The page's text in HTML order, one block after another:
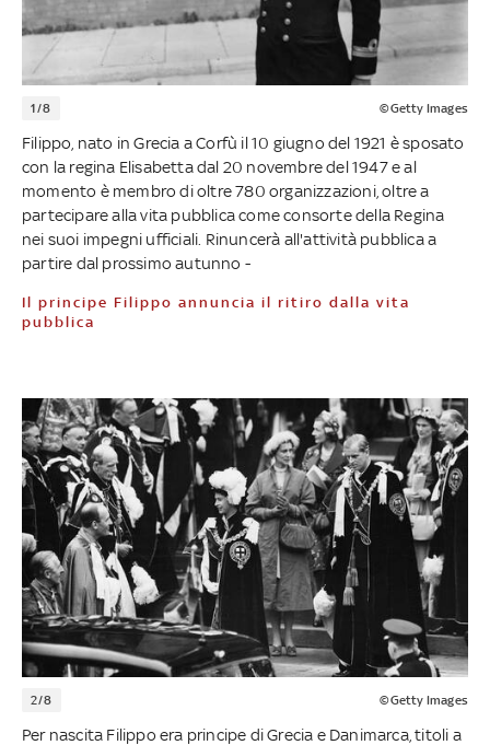
1/8 ©Getty Images
Filippo, nato in Grecia a Corfù il 10 giugno del 1921 è sposato
con la regina Elisabetta dal 20 novembre del 1947 e al
momento è membro di oltre 780 organizzazioni, oltre a
partecipare alla vita pubblica come consorte della Regina
nei suoi impegni ufficiali. Rinuncerà all'attività pubblica a
partire dal prossimo autunno -
Il principe Filippo annuncia il ritiro dalla vita
pubblica
2/8 ©Getty Images
Per nascita Filippo era principe di Grecia e Danimarca, titoli a